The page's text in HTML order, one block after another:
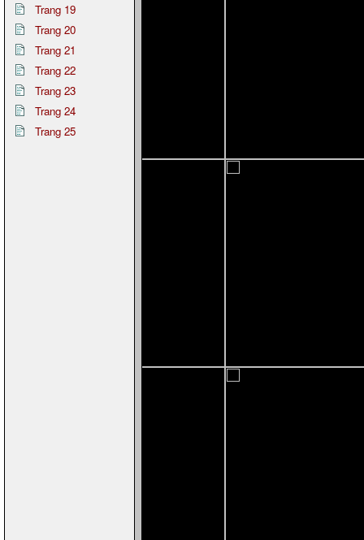
Trang 19
Trang 20
Trang 21
Trang 22
Trang 23
Trang 24
Trang 25